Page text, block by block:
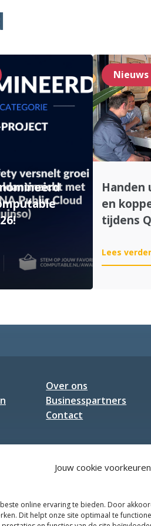
Jouw cookie voorkeuren
online ervaring te bieden. Door
Dit helpt onze site optimaal te
Nieuws
Handen
en
tijdens
Lees verder
Over ons
Businesspartners
Contact